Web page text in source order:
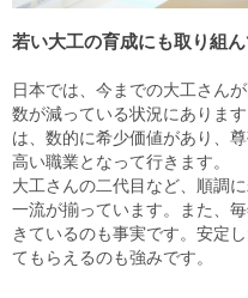
若い大工の育成にも取り組ん
日本では、今までの大工さん
数が減っている状況にありま
は、数的に希少価値があり、
高い職業となって行きます。
大工さんの二代目など、順調
一流が揃っています。また、
きているのも事実です。安定
てもらえるのも強みです。